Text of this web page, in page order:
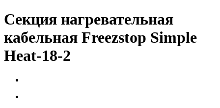
Секция нагревательная
кабельная Freezstop Simple
Heat-18-2